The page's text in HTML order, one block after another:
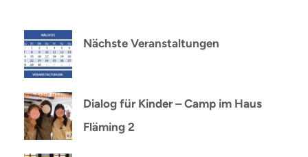
Nächste Veranstaltungen
Dialog für Kinder – Camp im Haus
Fläming 2